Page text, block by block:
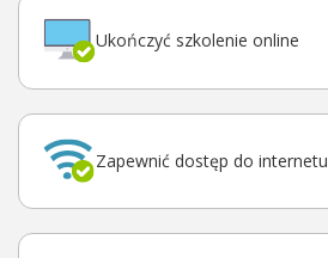
Ukończyć szkolenie online
Zapewnić dostęp do internetu